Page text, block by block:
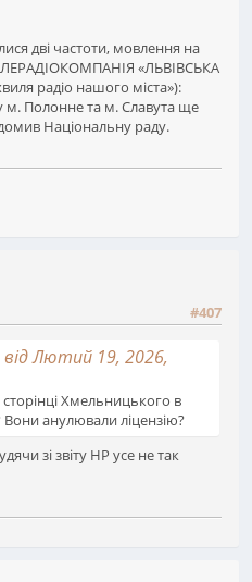
дві частоти, мовлення на
«ЛЬВІВСЬКА
радіо нашого міста»):
Полонне та м. Славута ще
Національну раду.
#407
Лютий 19, 2026,
Хмельницького в
анулювали ліцензію?
зі звіту НР усе не так